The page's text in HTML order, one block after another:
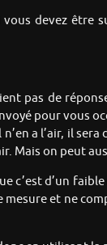
devez
pas de
pour vous
a l’air, il
Mais on peut
c’est d’un
et ne